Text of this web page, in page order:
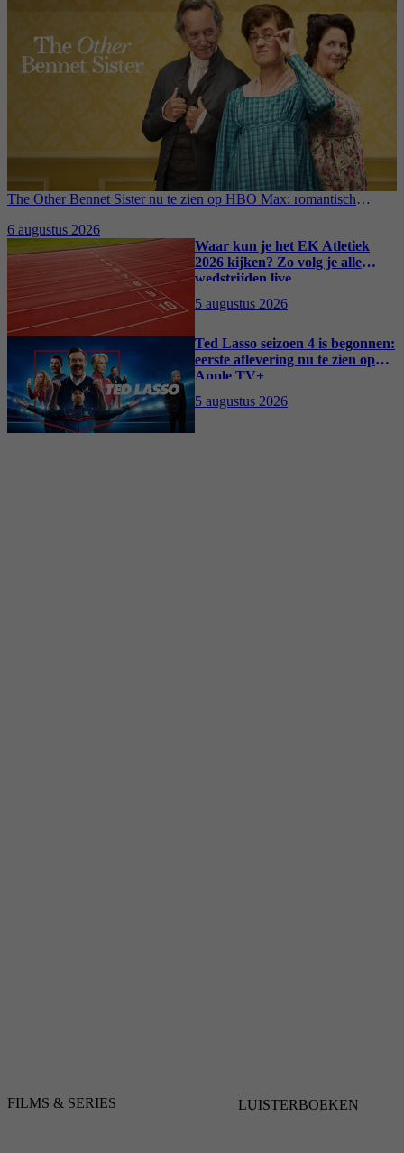
The Other Bennet Sister nu te zien op HBO Max: romantisch
6 augustus 2026
Waar kun je het EK Atletiek
2026 kijken? Zo volg je alle
wedstrijden live
5 augustus 2026
Ted Lasso seizoen 4 is begonnen:
eerste aflevering nu te zien op
Apple TV+
5 augustus 2026
FILMS & SERIES LUISTERBOEKEN